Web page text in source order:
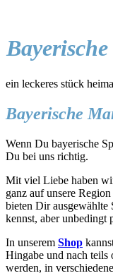
ein leckeres stück
Bayerische
Wenn Du bayerische
Du bei uns richtig.
Mit viel Liebe haben
ganz auf unsere
bieten Dir
kennst, aber unbedingt
In unserem Shop
Hingabe und nach teils
werden, in